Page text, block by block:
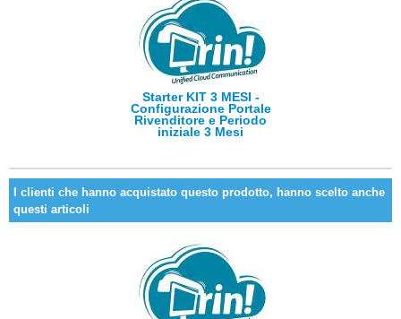
Starter KIT 3 MESI -
Configurazione Portale
Rivenditore e Periodo
iniziale 3 Mesi
I clienti che hanno acquistato questo prodotto, hanno scelto anche
questi articoli